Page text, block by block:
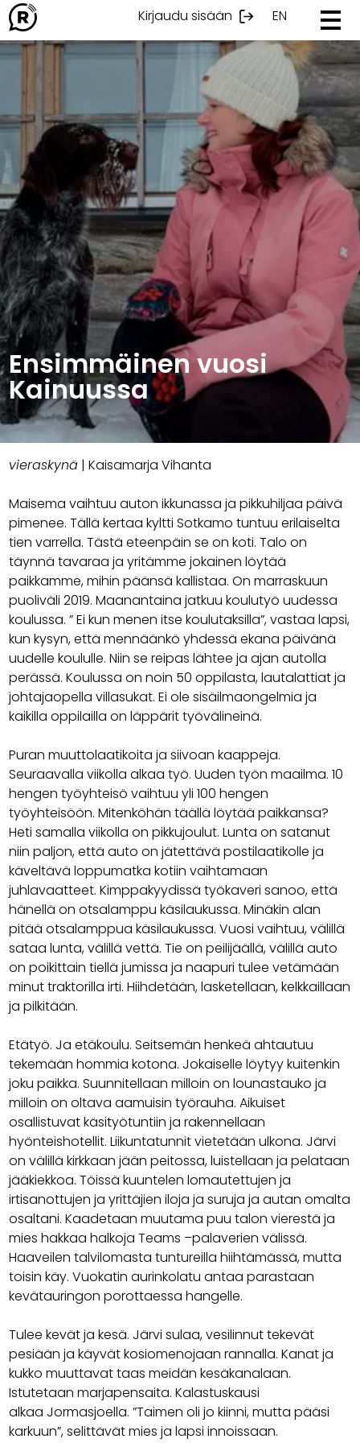
Ohita
sisältöön
Kirjaudu sisään EN
Ensimmäinen vuosi
Kainuussa
vieraskynä | Kaisamarja Vihanta
Maisema vaihtuu auton ikkunassa ja pikkuhiljaa päivä
pimenee. Tällä kertaa kyltti Sotkamo tuntuu erilaiselta
tien varrella. Tästä eteenpäin se on koti. Talo on
täynnä tavaraa ja yritämme jokainen löytää
paikkamme, mihin päänsä kallistaa. On marraskuun
puoliväli 2019. Maanantaina jatkuu koulutyö uudessa
koulussa. ” Ei kun menen itse koulutaksilla”, vastaa lapsi,
kun kysyn, että mennäänkö yhdessä ekana päivänä
uudelle koululle. Niin se reipas lähtee ja ajan autolla
perässä. Koulussa on noin 50 oppilasta, lautalattiat ja
johtajaopella villasukat. Ei ole sisäilmaongelmia ja
kaikilla oppilailla on läppärit työvälineinä.
Puran muuttolaatikoita ja siivoan kaappeja.
Seuraavalla viikolla alkaa työ. Uuden työn maailma. 10
hengen työyhteisö vaihtuu yli 100 hengen
työyhteisöön. Mitenköhän täällä löytää paikkansa?
Heti samalla viikolla on pikkujoulut. Lunta on satanut
niin paljon, että auto on jätettävä postilaatikolle ja
käveltävä loppumatka kotiin vaihtamaan
juhlavaatteet. Kimppakyydissä työkaveri sanoo, että
hänellä on otsalamppu käsilaukussa. Minäkin alan
pitää otsalamppua käsilaukussa. Vuosi vaihtuu, välillä
sataa lunta, välillä vettä. Tie on peilijäällä, välillä auto
on poikittain tiellä jumissa ja naapuri tulee vetämään
minut traktorilla irti. Hiihdetään, lasketellaan, kelkkaillaan
ja pilkitään.
Etätyö. Ja etäkoulu. Seitsemän henkeä ahtautuu
tekemään hommia kotona. Jokaiselle löytyy kuitenkin
joku paikka. Suunnitellaan milloin on lounastauko ja
milloin on oltava aamuisin työrauha. Aikuiset
osallistuvat käsityötuntiin ja rakennellaan
hyönteishotellit. Liikuntatunnit vietetään ulkona. Järvi
on välillä kirkkaan jään peitossa, luistellaan ja pelataan
jääkiekkoa. Töissä kuuntelen lomautettujen ja
irtisanottujen ja yrittäjien iloja ja suruja ja autan omalta
osaltani. Kaadetaan muutama puu talon vierestä ja
mies hakkaa halkoja Teams –palaverien välissä.
Haaveilen talvilomasta tuntureilla hiihtämässä, mutta
toisin käy. Vuokatin aurinkolatu antaa parastaan
kevätauringon porottaessa hangelle.
Tulee kevät ja kesä. Järvi sulaa, vesilinnut tekevät
pesiään ja käyvät kosiomenojaan rannalla. Kanat ja
kukko muuttavat taas meidän kesäkanalaan.
Istutetaan marjapensaita. Kalastuskausi
alkaa Jormasjoella. ”Taimen oli jo kiinni, mutta pääsi
karkuun”, selittävät mies ja lapsi innoissaan.